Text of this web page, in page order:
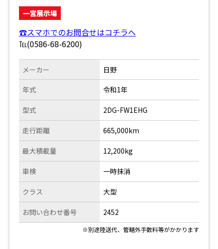
一宮展示場
☎スマホでのお問合せはコチラへ
℡(0586-68-6200)
メーカー
年式
型式
走行距離
日野
令和1年
2DG-FW1EHG
665,000km
最大積載量
車検
クラス
お問い合わせ番号
12,200kg
一時抹消
大型
2452
※別途陸送代、管轄外手数料等がかかります